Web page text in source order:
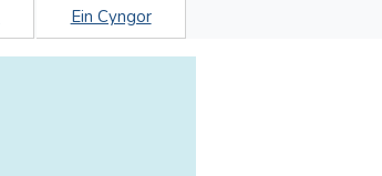
Ein Cyngor